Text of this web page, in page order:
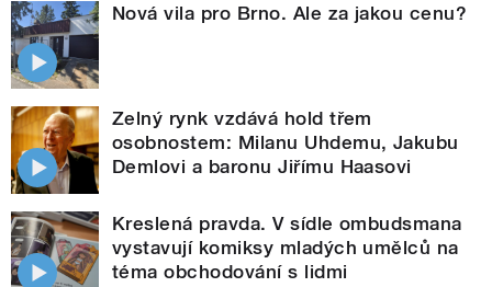
Nová vila pro Brno. Ale za jakou cenu?
Zelný rynk vzdává hold třem
osobnostem: Milanu Uhdemu, Jakubu
Demlovi a baronu Jiřímu Haasovi
Kreslená pravda. V sídle ombudsmana
vystavují komiksy mladých umělců na
téma obchodování s lidmi